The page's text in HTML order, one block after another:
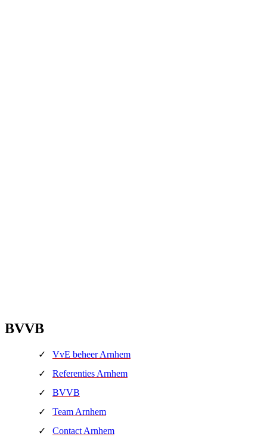
BVVB
VvE beheer Arnhem
Referenties Arnhem
BVVB
Team Arnhem
Contact Arnhem